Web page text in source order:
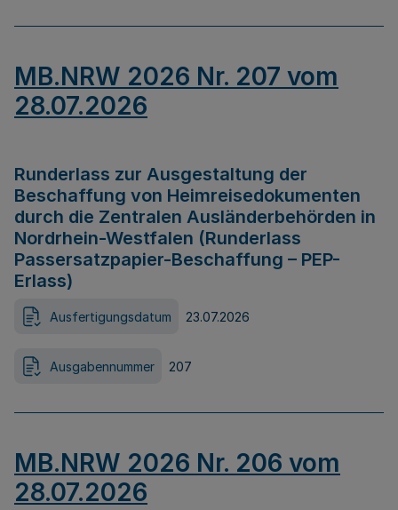
MB.NRW 2026 Nr. 207 vom
28.07.2026
Runderlass zur Ausgestaltung der
Beschaffung von Heimreisedokumenten
durch die Zentralen Ausländerbehörden in
Nordrhein-Westfalen (Runderlass
Passersatzpapier-Beschaffung – PEP-
Erlass)
Ausfertigungsdatum 23.07.2026
Ausgabennummer 207
MB.NRW 2026 Nr. 206 vom
28.07.2026